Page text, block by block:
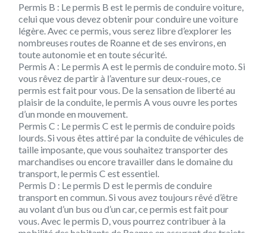
Permis B : Le permis B est le permis de conduire voiture,
celui que vous devez obtenir pour conduire une voiture
légère. Avec ce permis, vous serez libre d’explorer les
nombreuses routes de Roanne et de ses environs, en
toute autonomie et en toute sécurité.
Permis A : Le permis A est le permis de conduire moto. Si
vous rêvez de partir à l’aventure sur deux-roues, ce
permis est fait pour vous. De la sensation de liberté au
plaisir de la conduite, le permis A vous ouvre les portes
d’un monde en mouvement.
Permis C : Le permis C est le permis de conduire poids
lourds. Si vous êtes attiré par la conduite de véhicules de
taille imposante, que vous souhaitez transporter des
marchandises ou encore travailler dans le domaine du
transport, le permis C est essentiel.
Permis D : Le permis D est le permis de conduire
transport en commun. Si vous avez toujours rêvé d’être
au volant d’un bus ou d’un car, ce permis est fait pour
vous. Avec le permis D, vous pourrez contribuer à la